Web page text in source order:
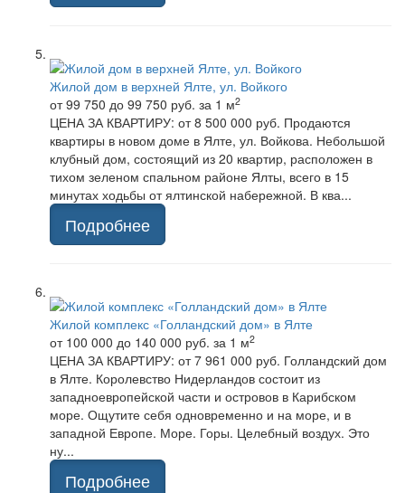
Жилой дом в верхней Ялте, ул. Войкого
от 99 750 до 99 750 руб. за 1 м2
ЦЕНА ЗА КВАРТИРУ: от 8 500 000 руб. Продаются
квартиры в новом доме в Ялте, ул. Войкова. Небольшой
клубный дом, состоящий из 20 квартир, расположен в
тихом зеленом спальном районе Ялты, всего в 15
минутах ходьбы от ялтинской набережной. В ква...
Подробнее
Жилой комплекс «Голландский дом» в Ялте
от 100 000 до 140 000 руб. за 1 м2
ЦЕНА ЗА КВАРТИРУ: от 7 961 000 руб. Голландский дом
в Ялте. Королевство Нидерландов состоит из
западноевропейской части и островов в Карибском
море. Ощутите себя одновременно и на море, и в
западной Европе. Море. Горы. Целебный воздух. Это
ну...
Подробнее